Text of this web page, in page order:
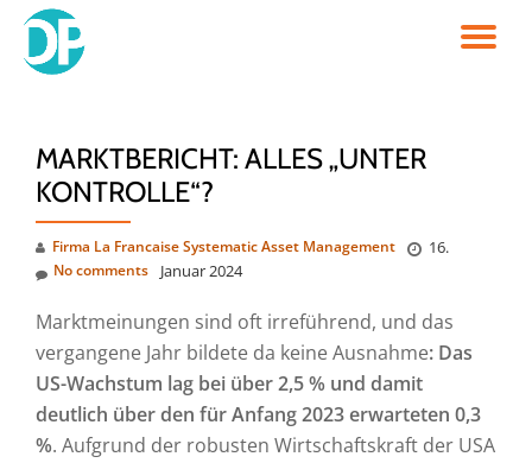
Skip
MARKTBERICHT: ALLES „UNTER
KONTROLLE“?
Firma La Francaise Systematic Asset Management
16.
Januar 2024
No comments
Marktmeinungen sind oft irreführend, und das
vergangene Jahr bildete da keine Ausnahme: Das
US-Wachstum lag bei über 2,5 % und damit
deutlich über den für Anfang 2023 erwarteten 0,3
%. Aufgrund der robusten Wirtschaftskraft der USA